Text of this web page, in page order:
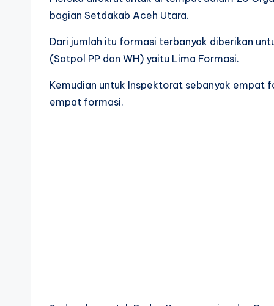
bagian Setdakab Aceh Utara.
Dari jumlah itu formasi terbanyak diberikan
(Satpol PP dan WH) yaitu Lima Formasi.
Kemudian untuk Inspektorat sebanyak empat
empat formasi.